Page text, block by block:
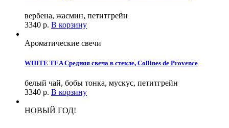
вербена, жасмин, петитгрейн
3340 р. В корзину
Ароматические свечи
WHITE TEA Средняя свеча в стекле, Collines de Provence
белый чай, бобы тонка, мускус, петитгрейн
3340 р. В корзину
НОВЫЙ ГОД!